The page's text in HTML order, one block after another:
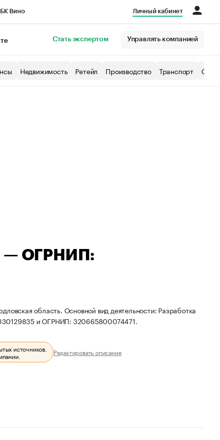
Вино Личный кабинет
Стать экспертом Управлять компанией
Недвижимость Ретейл Производство Транспорт
— ОГРНИП:
область. Основной вид деятельности: Разработка
и ОГРНИП: 320665800074471.
источников.
Редактировать описание